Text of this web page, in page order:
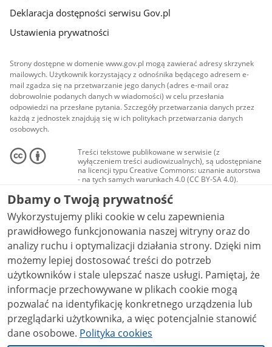
Deklaracja dostępności serwisu Gov.pl
Ustawienia prywatności
Strony dostępne w domenie www.gov.pl mogą zawierać adresy skrzynek
mailowych. Użytkownik korzystający z odnośnika będącego adresem e-
mail zgadza się na przetwarzanie jego danych (adres e-mail oraz
dobrowolnie podanych danych w wiadomości) w celu przesłania
odpowiedzi na przesłane pytania. Szczegóły przetwarzania danych przez
każdą z jednostek znajdują się w ich politykach przetwarzania danych
osobowych.
Treści tekstowe publikowane w serwisie (z
wyłączeniem treści audiowizualnych), są udostępniane
na licencji typu Creative Commons: uznanie autorstwa
- na tych samych warunkach 4.0 (CC BY-SA 4.0).
Materiały audiowizualne, w tym zdjęcia, materiały
audio i wideo, są udostępniane na licencji typu
Creative Commons: uznanie autorstwa użycie
niekomercyjne - bez utworów zależnych 4.0 (CC BY-
NC-ND 4.0), o ile nie jest to stwierdzone inaczej.
Dbamy o Twoją prywatność
Wykorzystujemy pliki cookie w celu zapewnienia
prawidłowego funkcjonowania naszej witryny oraz do
analizy ruchu i optymalizacji działania strony. Dzięki nim
możemy lepiej dostosować treści do potrzeb
użytkowników i stale ulepszać nasze usługi. Pamiętaj, że
informacje przechowywane w plikach cookie mogą
pozwalać na identyfikację konkretnego urządzenia lub
przeglądarki użytkownika, a więc potencjalnie stanowić
dane osobowe. Polityka cookies